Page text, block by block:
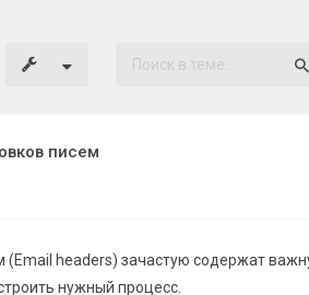
писем
(Email headers) зачастую содержат
нужный процесс.